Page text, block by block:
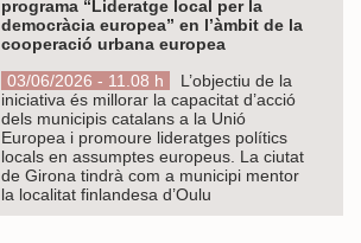
programa “Lideratge local per la
democràcia europea” en l’àmbit de la
cooperació urbana europea
03/06/2026 - 11.08 h
L’objectiu de la
iniciativa és millorar la capacitat d’acció
dels municipis catalans a la Unió
Europea i promoure lideratges polítics
locals en assumptes europeus. La ciutat
de Girona tindrà com a municipi mentor
la localitat finlandesa d’Oulu